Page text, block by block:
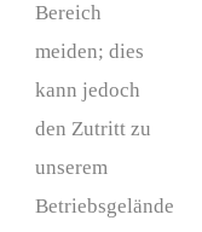
Bereich
meiden; dies
kann jedoch
den Zutritt zu
unserem
Betriebsgelände